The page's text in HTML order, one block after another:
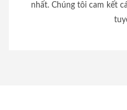
nhất. Chúng tôi cam kết